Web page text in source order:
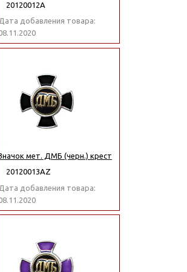
20120012А
Дата добавления товара:
мет. ДМБ (черн.) крест
20120013АZ
Дата добавления товара: